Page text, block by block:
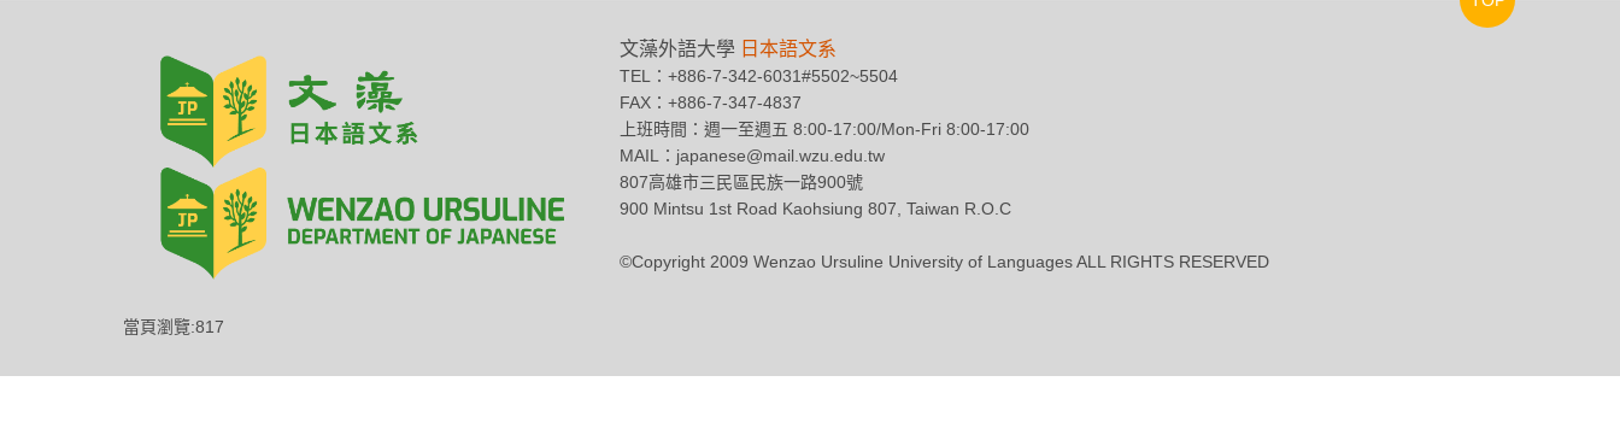
文藻外語大學 日本語文系
TEL：+886-7-342-6031#5502~5504
FAX：+886-7-347-4837
上班時間：週一至週五 8:00-17:00/Mon-Fri 8:00-17:00
MAIL：japanese@mail.wzu.edu.tw
807高雄市三民區民族一路900號
900 Mintsu 1st Road Kaohsiung 807, Taiwan R.O.C
©Copyright 2009 Wenzao Ursuline University of Languages ALL RIGHTS RESERVED
當頁瀏覽:817